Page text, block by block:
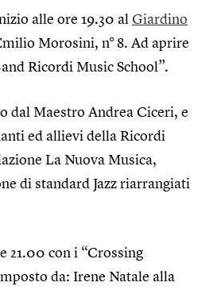
alle ore 19.30 al Giardino
Morosini, n° 8. Ad aprire
Ricordi Music School”.
dal Maestro Andrea Ciceri, e
ed allievi della Ricordi
La Nuova Musica,
di standard Jazz riarrangiati
21.00 con i “Crossing
da: Irene Natale alla